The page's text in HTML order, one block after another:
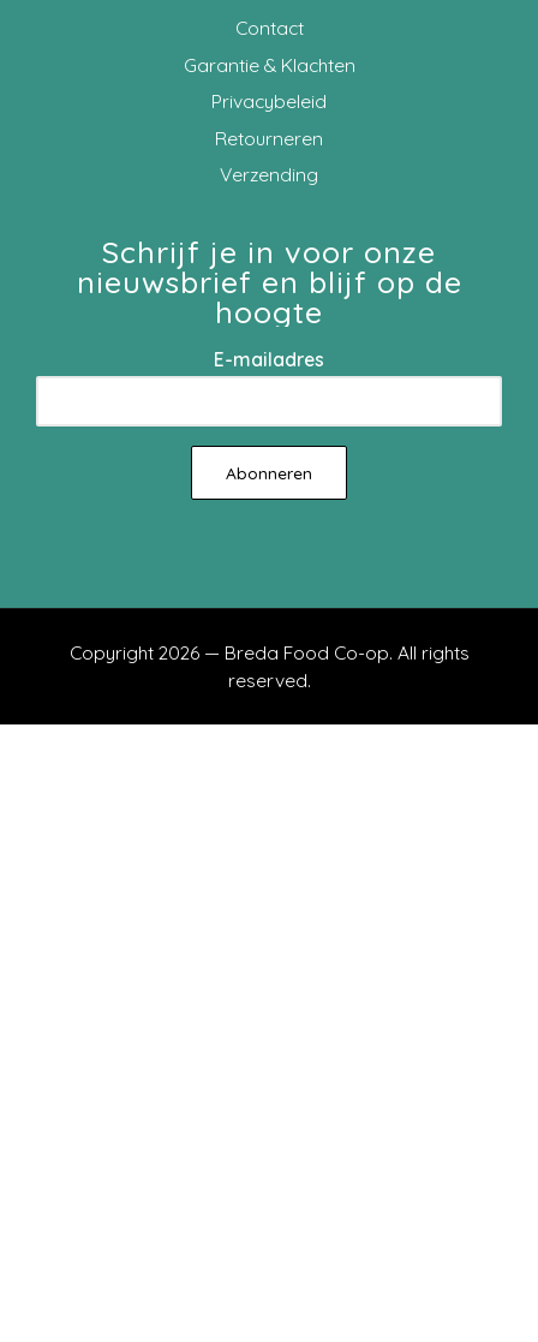
Contact
Garantie & Klachten
Privacybeleid
Retourneren
Verzending
Schrijf je in voor onze
nieuwsbrief en blijf op de
hoogte
E-mailadres
Copyright 2026 — Breda Food Co-op. All rights
reserved.